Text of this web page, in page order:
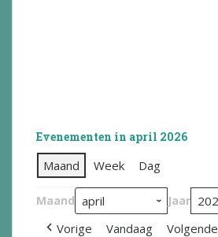
Evenementen in april 2026
Maand Week Dag
Maand Jaar
Vorige Vandaag Volgende